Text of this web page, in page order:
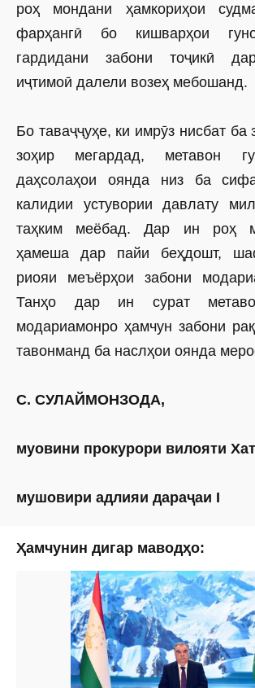
роҳ мондани ҳамкориҳои
фарҳангӣ бо кишварҳои
гардидани забони тоҷикӣ
иҷтимоӣ далели возеҳ мебошанд.
Бо таваҷҷуҳе, ки имрӯз нисбат ба
зоҳир мегардад, метавон
даҳсолаҳои оянда низ ба
калидии устувории давлату
таҳким меёбад. Дар ин роҳ
ҳамеша дар пайи беҳдошт,
риояи меъёрҳои забони
Танҳо дар ин сурат
модариамонро ҳамчун забони
тавонманд ба насл­ҳои оянда
С. СУЛАЙМОНЗОДА,
муовини прокурори вилояти
мушовири адлияи дараҷаи I
Ҳамчунин дигар маводҳо: